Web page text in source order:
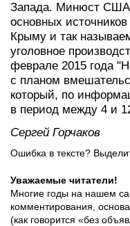
Запада. Минюст США
основных
Крыму и так
уголовное
феврале 2015 года
с планом
который, по
в период между 4 и
Сергей Горчаков
Ошибка в тексте?
Уважаемые читатели!
Многие годы на нашем
комментирования,
(как говорится «без